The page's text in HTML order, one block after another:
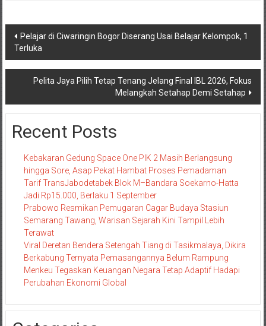
Navigasi
pos
Pelajar di Ciwaringin Bogor Diserang Usai Belajar Kelompok, 1
Terluka
Pelita Jaya Pilih Tetap Tenang Jelang Final IBL 2026, Fokus
Melangkah Setahap Demi Setahap
Recent Posts
Kebakaran Gedung Space One PIK 2 Masih Berlangsung
hingga Sore, Asap Pekat Hambat Proses Pemadaman
Tarif TransJabodetabek Blok M–Bandara Soekarno-Hatta
Jadi Rp15.000, Berlaku 1 September
Prabowo Resmikan Pemugaran Cagar Budaya Stasiun
Semarang Tawang, Warisan Sejarah Kini Tampil Lebih
Terawat
Viral Deretan Bendera Setengah Tiang di Tasikmalaya, Dikira
Berkabung Ternyata Pemasangannya Belum Rampung
Menkeu Tegaskan Keuangan Negara Tetap Adaptif Hadapi
Perubahan Ekonomi Global